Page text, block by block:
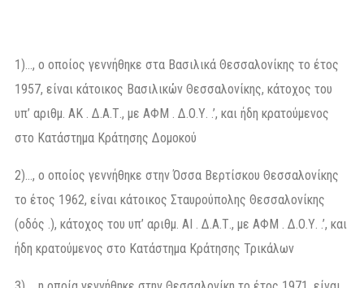
1)…, ο οποίος γεννήθηκε στα Βασιλικά Θεσσαλονίκης το έτος
1957, είναι κάτοικος Βασιλικών Θεσσαλονίκης, κάτοχος του
υπ’ αριθμ. ΑΚ . Δ.Α.Τ., με ΑΦΜ . Δ.Ο.Υ. .’, και ήδη κρατούμενος
στο Κατάστημα Κράτησης Δομοκού
2)…, ο οποίος γεννήθηκε στην Όσσα Βερτίσκου Θεσσαλονίκης
το έτος 1962, είναι κάτοικος Σταυρούπολης Θεσσαλονίκης
(οδός .), κάτοχος του υπ’ αριθμ. ΑΙ . Δ.Α.Τ., με ΑΦΜ . Δ.Ο.Υ. .’, και
ήδη κρατούμενος στο Κατάστημα Κράτησης Τρικάλων